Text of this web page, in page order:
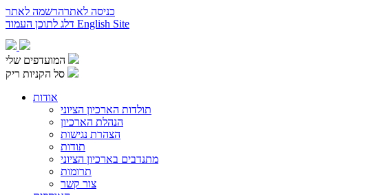
כניסה לאתרהרשמה לאתר
English Site
המועדפים שלי
סל הקניות ריק
אודות
תולדות הארכיון הציוני
הנהלת הארכיון
הצהרת נגישות
תודות
מתנדבים בארכיון הציוני
תרומות
צור קשר